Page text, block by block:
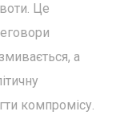
Це
а
компромісу.